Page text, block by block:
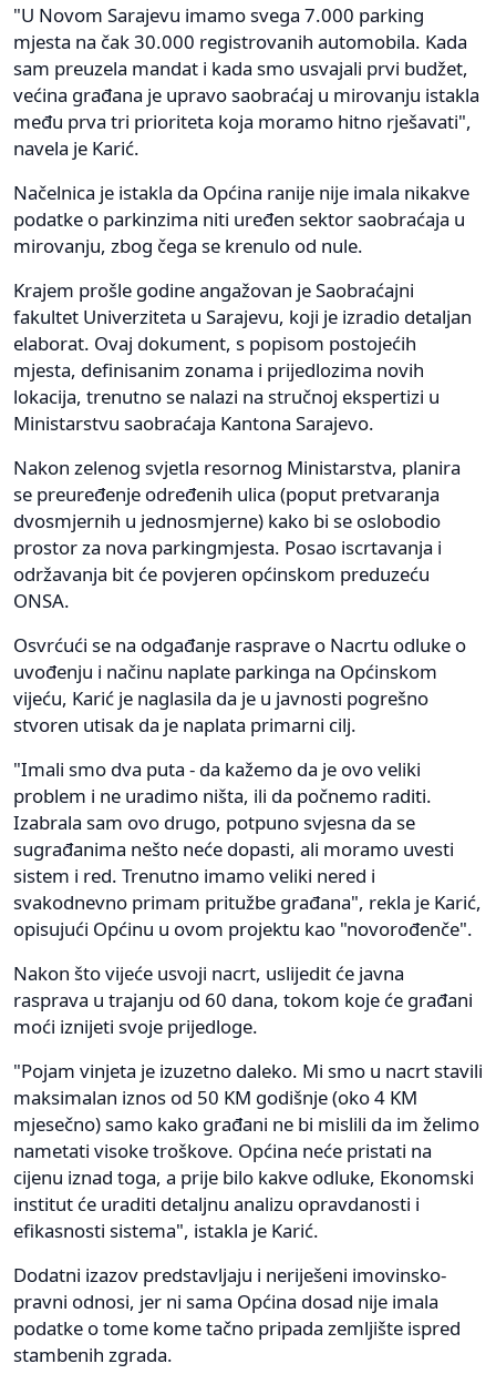
"U Novom Sarajevu imamo svega 7.000 parking
mjesta na čak 30.000 registrovanih automobila. Kada
sam preuzela mandat i kada smo usvajali prvi budžet,
većina građana je upravo saobraćaj u mirovanju istakla
među prva tri prioriteta koja moramo hitno rješavati",
navela je Karić.
Načelnica je istakla da Općina ranije nije imala nikakve
podatke o parkinzima niti uređen sektor saobraćaja u
mirovanju, zbog čega se krenulo od nule.
Krajem prošle godine angažovan je Saobraćajni
fakultet Univerziteta u Sarajevu, koji je izradio detaljan
elaborat. Ovaj dokument, s popisom postojećih
mjesta, definisanim zonama i prijedlozima novih
lokacija, trenutno se nalazi na stručnoj ekspertizi u
Ministarstvu saobraćaja Kantona Sarajevo.
Nakon zelenog svjetla resornog Ministarstva, planira
se preuređenje određenih ulica (poput pretvaranja
dvosmjernih u jednosmjerne) kako bi se oslobodio
prostor za nova parkingmjesta. Posao iscrtavanja i
održavanja bit će povjeren općinskom preduzeću
ONSA.
Osvrćući se na odgađanje rasprave o Nacrtu odluke o
uvođenju i načinu naplate parkinga na Općinskom
vijeću, Karić je naglasila da je u javnosti pogrešno
stvoren utisak da je naplata primarni cilj.
"Imali smo dva puta - da kažemo da je ovo veliki
problem i ne uradimo ništa, ili da počnemo raditi.
Izabrala sam ovo drugo, potpuno svjesna da se
sugrađanima nešto neće dopasti, ali moramo uvesti
sistem i red. Trenutno imamo veliki nered i
svakodnevno primam pritužbe građana", rekla je Karić,
opisujući Općinu u ovom projektu kao "novorođenče".
Nakon što vijeće usvoji nacrt, uslijedit će javna
rasprava u trajanju od 60 dana, tokom koje će građani
moći iznijeti svoje prijedloge.
"Pojam vinjeta je izuzetno daleko. Mi smo u nacrt stavili
maksimalan iznos od 50 KM godišnje (oko 4 KM
mjesečno) samo kako građani ne bi mislili da im želimo
nametati visoke troškove. Općina neće pristati na
cijenu iznad toga, a prije bilo kakve odluke, Ekonomski
institut će uraditi detaljnu analizu opravdanosti i
efikasnosti sistema", istakla je Karić.
Dodatni izazov predstavljaju i neriješeni imovinsko-
pravni odnosi, jer ni sama Općina dosad nije imala
podatke o tome kome tačno pripada zemljište ispred
stambenih zgrada.